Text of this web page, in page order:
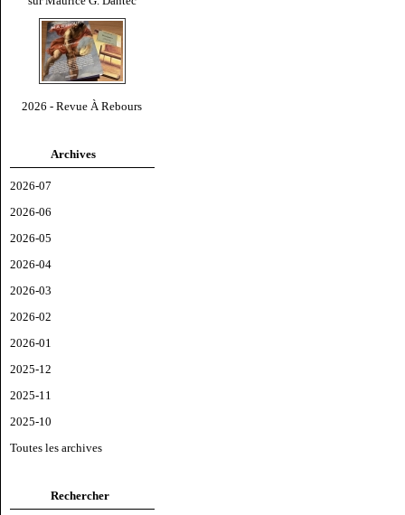
2026 - Revue À Rebours
Archives
2026-07
2026-06
2026-05
2026-04
2026-03
2026-02
2026-01
2025-12
2025-11
2025-10
Toutes les archives
Rechercher